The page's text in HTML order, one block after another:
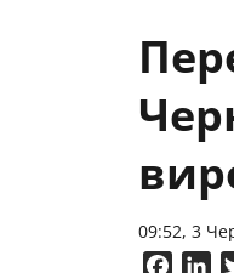
09:52, 3